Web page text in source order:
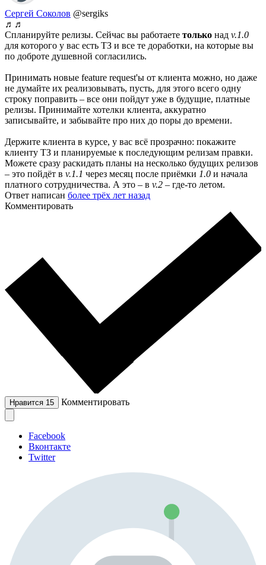
Сергей Соколов @sergiks
♬♬
Спланируйте релизы. Сейчас вы работаете только над v.1.0
для которого у вас есть ТЗ и все те доработки, на которые вы
по доброте душевной согласились.
Принимать новые feature request'ы от клиента можно, но даже
не думайте их реализовывать, пусть, для этого всего одну
строку поправить – все они пойдут уже в будущие, платные
релизы. Принимайте хотелки клиента, аккуратно
записывайте, и забывайте про них до поры до времени.
Держите клиента в курсе, у вас всё прозрачно: покажите
клиенту ТЗ и планируемые к последующим релизам правки.
Можете сразу раскидать планы на несколько будущих релизов
– это пойдёт в v.1.1 через месяц после приёмки 1.0 и начала
платного сотрудничества. А это – в v.2 – где-то летом.
Ответ написан более трёх лет назад
Комментировать
Нравится 15 Комментировать
Facebook
Вконтакте
Twitter